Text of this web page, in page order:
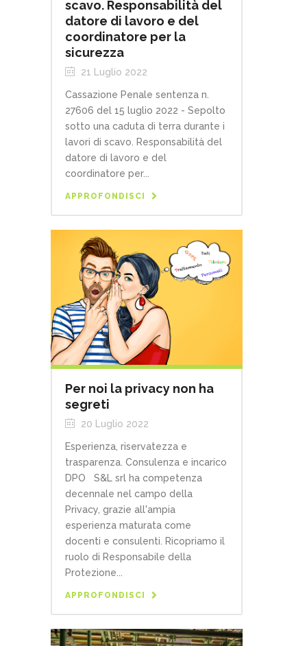
scavo. Responsabilità del
datore di lavoro e del
coordinatore per la
sicurezza
21 Luglio 2022
Cassazione Penale sentenza n.
27606 del 15 luglio 2022 - Sepolto
sotto una caduta di terra durante i
lavori di scavo. Responsabilità del
datore di lavoro e del
coordinatore per...
APPROFONDISCI
Per noi la privacy non ha
segreti
20 Luglio 2022
Esperienza, riservatezza e
trasparenza. Consulenza e incarico
DPO S&L srl ha competenza
decennale nel campo della
Privacy, grazie all'ampia
esperienza maturata come
docenti e consulenti. Ricopriamo il
ruolo di Responsabile della
Protezione...
APPROFONDISCI